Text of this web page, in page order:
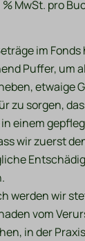
% MwSt. pro
im
Puffer, um
etwaige
zu sorgen,
einem
wir zuerst
werden wir
vom
in der